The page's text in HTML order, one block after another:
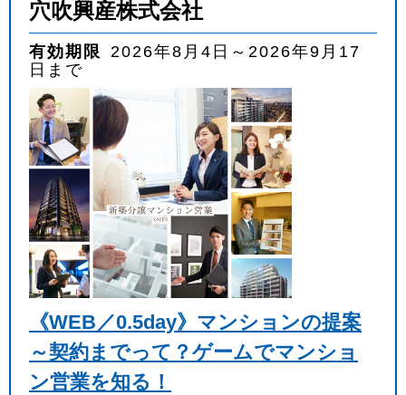
穴吹興産株式会社
有効期限 2026年8月4日～2026年9月17
日まで
《WEB／0.5day》マンションの提案
～契約までって？ゲームでマンショ
ン営業を知る！